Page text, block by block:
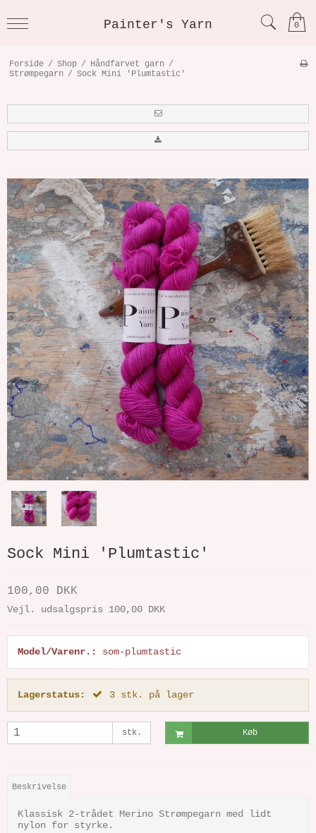
Painter's Yarn 0
Forside / Shop / Håndfarvet garn /
Strømpegarn / Sock Mini 'Plumtastic'
Sock Mini 'Plumtastic'
100,00 DKK
Vejl. udsalgspris 100,00 DKK
Model/Varenr.: som-plumtastic
Lagerstatus: 3 stk. på lager
stk. Køb
Beskrivelse
Klassisk 2-trådet Merino Strømpegarn med lidt
nylon for styrke.